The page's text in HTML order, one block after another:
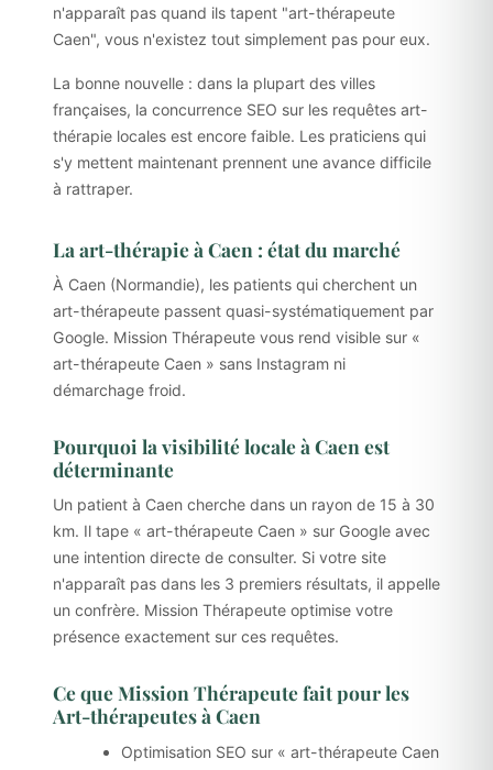
n'apparaît pas quand ils tapent "art-thérapeute
Caen", vous n'existez tout simplement pas pour eux.
La bonne nouvelle : dans la plupart des villes
françaises, la concurrence SEO sur les requêtes art-
thérapie locales est encore faible. Les praticiens qui
s'y mettent maintenant prennent une avance difficile
à rattraper.
La art-thérapie à Caen : état du marché
À Caen (Normandie), les patients qui cherchent un
art-thérapeute passent quasi-systématiquement par
Google. Mission Thérapeute vous rend visible sur «
art-thérapeute Caen » sans Instagram ni
démarchage froid.
Pourquoi la visibilité locale à Caen est
déterminante
Un patient à Caen cherche dans un rayon de 15 à 30
km. Il tape « art-thérapeute Caen » sur Google avec
une intention directe de consulter. Si votre site
n'apparaît pas dans les 3 premiers résultats, il appelle
un confrère. Mission Thérapeute optimise votre
présence exactement sur ces requêtes.
Ce que Mission Thérapeute fait pour les
Art-thérapeutes à Caen
Optimisation SEO sur « art-thérapeute Caen